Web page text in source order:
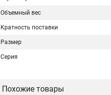
Объемный вес
Кратность поставки
Размер
Серия
Похожие товары